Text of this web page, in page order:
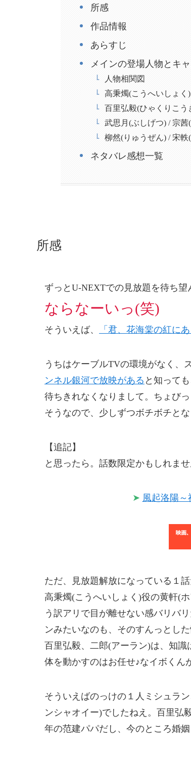
所感
作品情報
あらすじ
メインの登場人物とキ
人物相関図
高秉燭(こうへいしょく
百里弘毅(ひゃくりこう
武思月(ぶしげつ) / 宗
柳然(りゅうぜん) / 宋軼
ネタバレ感想一覧
所感
ずっとU-NEXTでの見放題を待ち望
ならなーいっ(笑)
そういえば、 「君、花海棠の紅にあ
うちはケーブルTVの環境がなく、
ンネル銀河で放映がある と知って
待ちきれなくなりまして。ちょび
そうなので、少しずつボチボチとな
【追記】
と思ったら。話数限定かもしれま
➤ 風起洛陽～
ただ、見放題解放になっている１
高秉燭(こうへいしょく)役の黄軒(
う訳アリで目が離せない感バリバ
ンみたいなのも、そのすんっとし
百里弘毅、二郎(アーラン)は、知識
体を動かすのはお任せ♪なイボくん
そういえばのっけの１人ミシュラ
ンシャオイー)でしたねえ。百里弘
年の范建パパだし、今のところ婚